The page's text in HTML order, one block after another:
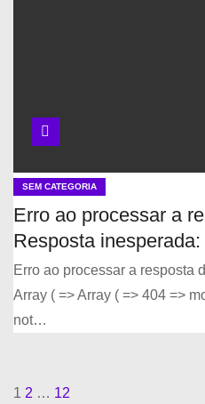
SEM CATEGORIA
Erro ao processar a
Resposta inesperada:
Erro ao processar a resposta
Array ( => Array ( => 404 =>
not…
P
1 2 … 12